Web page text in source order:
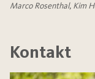
Marco Rosenthal, Kim
Kontakt